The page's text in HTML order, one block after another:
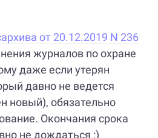
от 20.12.2019 N 236
журналов по охране
даже если утерян
давно не ведется
новый), обязательно
Окончания срока
не дождаться :)